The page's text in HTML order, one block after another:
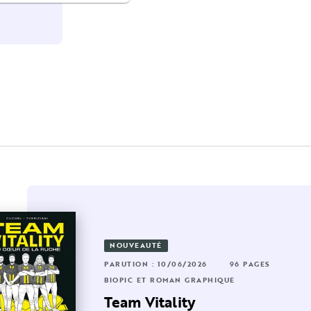
PAGES
: 04/03/2026
128 PAGES
ET ROMAN GRAPHIQUE
syndrome de
NOUVEAUTÉ
PARUTION : 10/06/2026
96 PAGES
BIOPIC ET ROMAN GRAPHIQUE
Team Vitality